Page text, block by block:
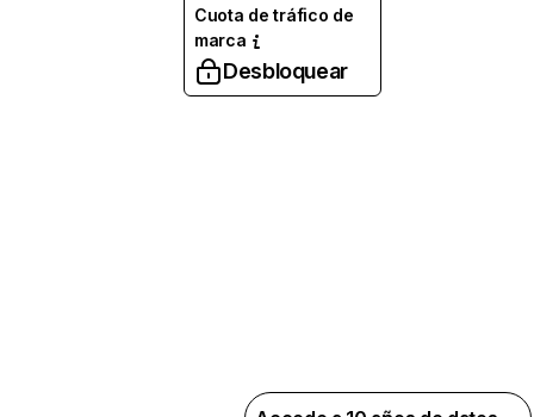
Cuota de tráfico de
marca
Desbloquear